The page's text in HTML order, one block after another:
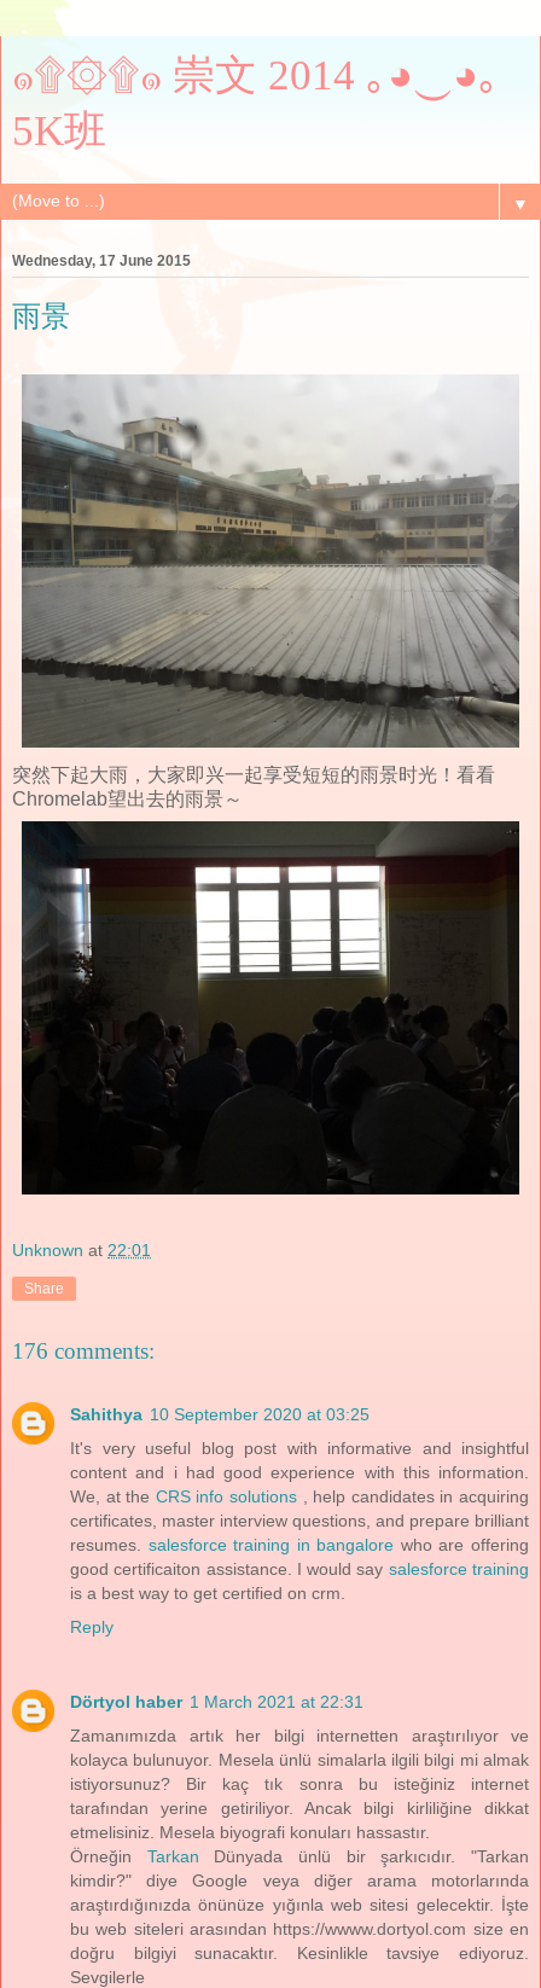
๑۩۞۩๑ 崇文 2014 ｡◕‿◕｡
5K班
▼
Wednesday, 17 June 2015
雨景
突然下起大雨，大家即兴一起享受短短的雨景时光！看看
Chromelab望出去的雨景～
Unknown at 22:01
Share
176 comments:
Sahithya 10 September 2020 at 03:25
It's very useful blog post with informative and insightful
content and i had good experience with this information.
We, at the CRS info solutions
, help candidates in acquiring
certificates, master interview questions, and prepare brilliant
resumes. salesforce training in bangalore who are offering
good certificaiton assistance. I would say salesforce training
is a best way to get certified on crm.
Reply
Dörtyol haber 1 March 2021 at 22:31
Zamanımızda artık her bilgi internetten araştırılıyor ve
kolayca bulunuyor. Mesela ünlü simalarla ilgili bilgi mi almak
istiyorsunuz? Bir kaç tık sonra bu isteğiniz internet
tarafından yerine getiriliyor. Ancak bilgi kirliliğine dikkat
etmelisiniz. Mesela biyografi konuları hassastır.
Örneğin Tarkan Dünyada ünlü bir şarkıcıdır. "Tarkan
kimdir?" diye Google veya diğer arama motorlarında
araştırdığınızda önünüze yığınla web sitesi gelecektir. İşte
bu web siteleri arasından https://wwww.dortyol.com size en
doğru bilgiyi sunacaktır. Kesinlikle tavsiye ediyoruz.
Sevgilerle